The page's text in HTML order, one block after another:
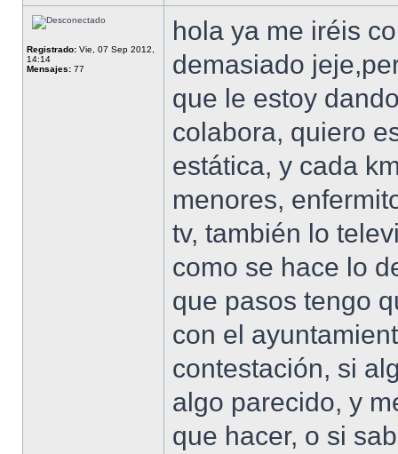
Registrado: Vie, 07 Sep 2012,
14:14
Mensajes: 77
hola ya me iréis
demasiado
que le estoy
colabora, quiero
estática, y cada
menores,
tv, también lo
como se hace lo
que pasos tengo
con el
contestación, si
algo parecido, y
que hacer, o si